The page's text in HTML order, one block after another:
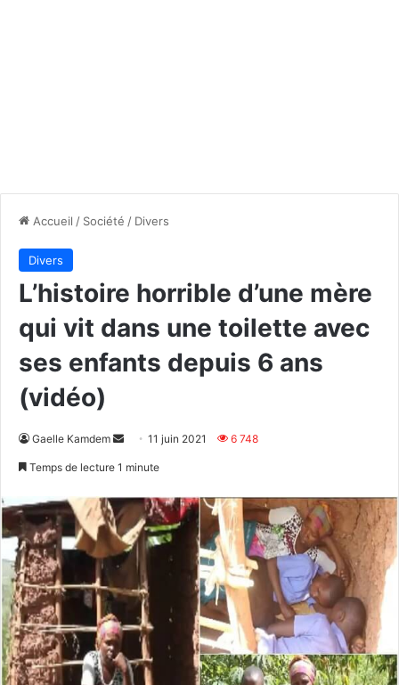
Accueil / Société / Divers
Divers
L’histoire horrible d’une mère
qui vit dans une toilette avec
ses enfants depuis 6 ans
(vidéo)
Gaelle Kamdem
Envoyer11 juin 2021 6 748
Temps de lecture 1 minute